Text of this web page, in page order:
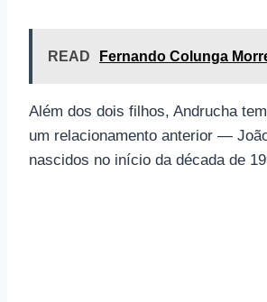
READ Fernando Colunga
Além dos dois filhos, Andrucha
um relacionamento anterior —
nascidos no início da década de